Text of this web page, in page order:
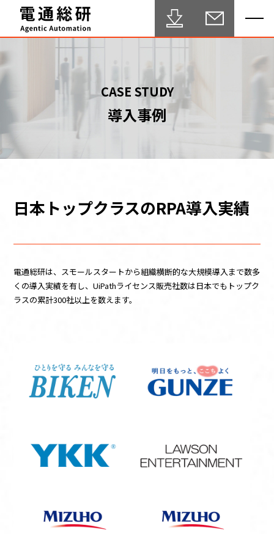
HOME
Agentic Automation 推進サービス
お知らせ
資料ダウンロード
このサイトについて
UiPathとは
CASE STUDY
導入事例
日本トップクラスのRPA導入実績
電通総研は、スモールスタートから組織横断的な大規模導入まで数多
くの導入実績を有し、UiPathライセンス販売社数は日本でもトップク
ラスの累計300社以上を数えます。